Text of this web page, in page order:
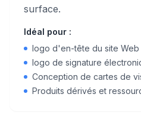
surface.
Idéal pour :
logo d'en-tête du site Web
logo de signature
Conception de cartes de
Produits dérivés et